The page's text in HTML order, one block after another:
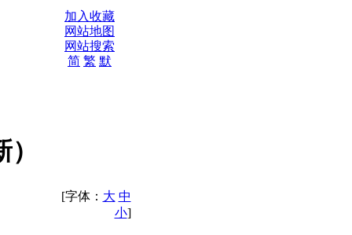
加入收藏
网站地图
网站搜索
简 繁 默
[字体： 大 中
小]